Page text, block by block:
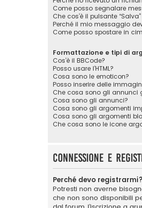
Come posso segnalare
Che cos’è il pulsante
Perché il mio messaggio
Come posso spostare in
Formattazione e tipi di
Cos’è il BBCode?
Posso usare l’HTML?
Cosa sono le emoticon?
Posso inserire delle
Che cosa sono gli annunci
Cosa sono gli annunci?
Cosa sono gli argomenti
Cosa sono gli argomenti
Che cosa sono le icone
Connessione e
Perché devo registrarmi?
Potresti non averne
che non sono disponibili